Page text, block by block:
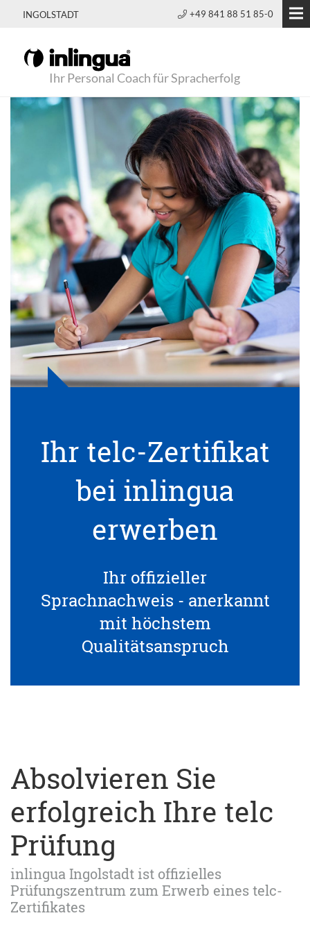
INGOLSTADT +49 841 88 51 85-0
Ihr Personal Coach für Spracherfolg
Ihr telc-Zertifikat
bei inlingua
erwerben
Ihr offizieller
Sprachnachweis - anerkannt
mit höchstem
Qualitätsanspruch
Absolvieren Sie
erfolgreich Ihre telc
Prüfung
inlingua Ingolstadt ist offizielles
Prüfungszentrum zum Erwerb eines telc-
Zertifikates